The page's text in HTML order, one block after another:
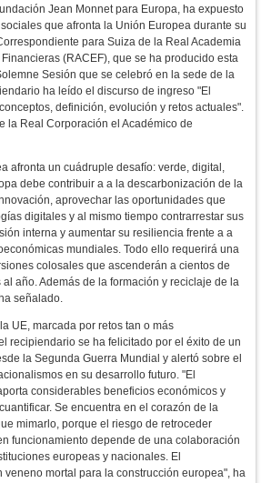
Jean Monnet para Europa, ha expuesto
que afronta la Unión Europea durante su
para Suiza de la Real Academia
(RACEF), que se ha producido esta
Sesión que se celebró en la sede de la
ha leído el discurso de ingreso "El
definición, evolución y retos actuales".
la Real Corporación el Académico de
afronta un cuádruple desafío: verde, digital,
debe contribuir a a la descarbonización de la
aprovechar las oportunidades que
digitales y al mismo tiempo contrarrestar sus
interna y aumentar su resiliencia frente a a
mundiales. Todo ello requerirá una
colosales que ascenderán a cientos de
año. Además de la formación y reciclaje de la
señalado.
UE, marcada por retos tan o más
recipiendario se ha felicitado por el éxito de un
la Segunda Guerra Mundial y alertó sobre el
en su desarrollo futuro. "E
considerables beneficios económicos y
Se encuentra en el corazón de la
mimarlo, porque el riesgo de retroceder
funcionamiento depende de una colaboración
europeas y nacionales. El
veneno mortal para la construcción europea", ha